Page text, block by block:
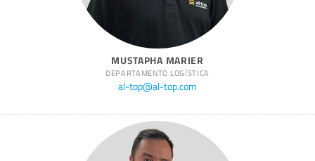
MUSTAPHA MARIER
DEPARTAMENTO LOGÍSTICA
al-top@al-top.com